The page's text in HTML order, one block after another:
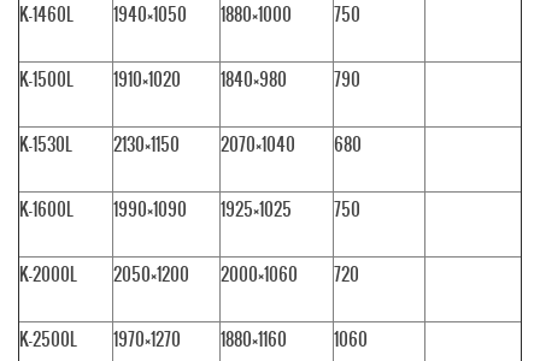
K-1460L 1940×1050 1880×1000 750
K-1500L 1910×1020 1840×980 790
K-1530L 2130×1150 2070×1040 680
K-1600L 1990×1090 1925×1025 750
K-2000L 2050×1200 2000×1060 720
K-2500L 1970×1270 1880×1160 1060